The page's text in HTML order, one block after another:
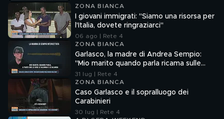
ZONA BIANCA
I giovani immigrati: "Siamo una risorsa per
l'Italia, dovete ringraziarci"
06 ago | Rete 4
ZONA BIANCA
Garlasco, la madre di Andrea Sempio:
"Mio marito quando parla ricama sulle
cose"
31 lug | Rete 4
ZONA BIANCA
Caso Garlasco e il sopralluogo dei
Carabinieri
30 lug | Rete 4